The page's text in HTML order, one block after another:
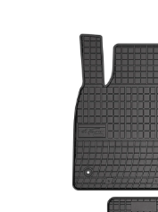
productinformatie